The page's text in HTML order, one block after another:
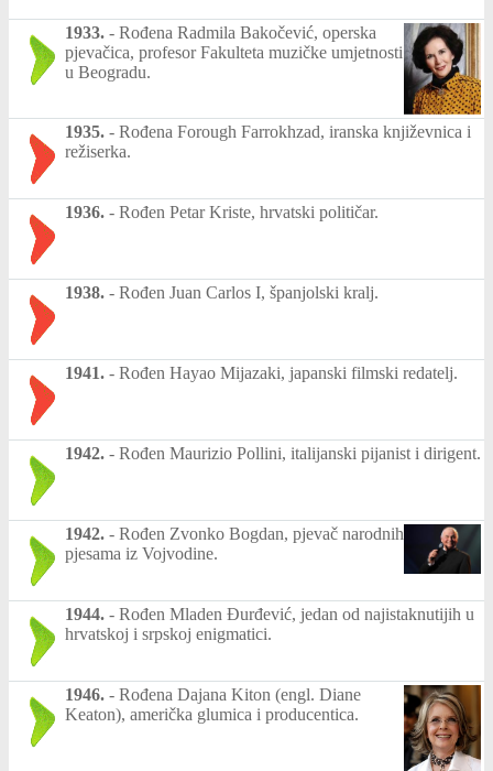
1933. - Rođena Radmila Bakočević, operska
pjevačica, profesor Fakulteta muzičke umjetnosti
u Beogradu.
1935. - Rođena Forough Farrokhzad, iranska književnica i
režiserka.
1936. - Rođen Petar Kriste, hrvatski političar.
1938. - Rođen Juan Carlos I, španjolski kralj.
1941. - Rođen Hayao Mijazaki, japanski filmski redatelj.
1942. - Rođen Maurizio Pollini, italijanski pijanist i dirigent.
1942. - Rođen Zvonko Bogdan, pjevač narodnih
pjesama iz Vojvodine.
1944. - Rođen Mladen Đurđević, jedan od najistaknutijih u
hrvatskoj i srpskoj enigmatici.
1946. - Rođena Dajana Kiton (engl. Diane
Keaton), američka glumica i producentica.